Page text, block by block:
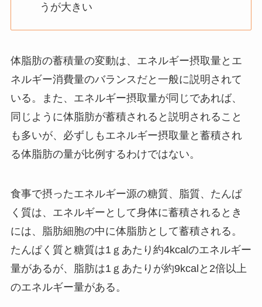
うが大きい
体脂肪の蓄積量の変動は、エネルギー摂取量とエ
ネルギー消費量のバランスだと一般に説明されて
いる。また、エネルギー摂取量が同じであれば、
同じように体脂肪が蓄積されると説明されること
も多いが、必ずしもエネルギー摂取量と蓄積され
る体脂肪の量が比例するわけではない。
食事で摂ったエネルギー源の糖質、脂質、たんぱ
く質は、エネルギーとして身体に蓄積されるとき
には、脂肪細胞の中に体脂肪として蓄積される。
たんぱく質と糖質は1ｇあたり約4kcalのエネルギー
量があるが、脂肪は1ｇあたりが約9kcalと2倍以上
のエネルギー量がある。